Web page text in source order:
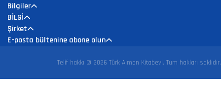
Bilgiler
BİLGİ
Şirket
E-posta bültenine abone olun
Telif hakkı © 2026 Türk Alman Kitabevi. Tüm hakları saklıdır.